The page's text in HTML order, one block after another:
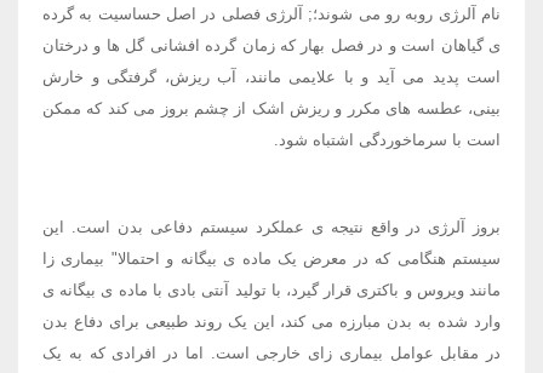
نام آلرژی روبه رو می شوند؛; آلرژی فصلی در اصل حساسیت به گرده
ی گیاهان است و در فصل بهار که زمان گرده افشانی گل ها و درختان
است پدید می آید و با علایمی مانند، آب ریزش، گرفتگی و خارش
بینی، عطسه های مکرر و ریزش اشک از چشم بروز می کند که ممکن
است با سرماخوردگی اشتباه شود.
بروز آلرژی در واقع نتیجه ی عملکرد سیستم دفاعی بدن است. این
سیستم هنگامی که در معرض یک ماده ی بیگانه و احتمالا" بیماری زا
مانند ویروس و باکتری قرار گیرد، با تولید آنتی بادی با ماده ی بیگانه ی
وارد شده به بدن مبارزه می کند، این یک روند طبیعی برای دفاع بدن
در مقابل عوامل بیماری زای خارجی است. اما در افرادی که به یک